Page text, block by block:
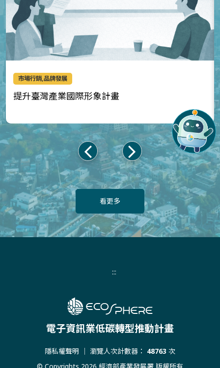
市場行銷,品牌發展
提升臺灣產業國際形象計畫
上
一
頁
下
一
頁
看更多
:::
電子資訊業低碳轉型推動計畫
隱私權聲明 ｜ 瀏覽人次計數器： 48763 次